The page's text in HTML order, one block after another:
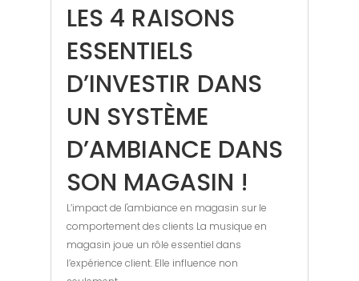
LES 4 RAISONS
ESSENTIELS
D’INVESTIR DANS
UN SYSTÈME
D’AMBIANCE DANS
SON MAGASIN !
L’impact de l'ambiance en magasin sur le
comportement des clients La musique en
magasin joue un rôle essentiel dans
l’expérience client. Elle influence non